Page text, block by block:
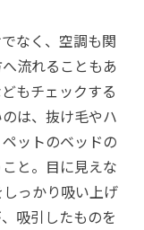
なく、空調も関
流れることもあ
もチェックする
は、抜け毛やハ
ットのベッドの
と。目に見えな
っかり吸い上げ
吸引したものを